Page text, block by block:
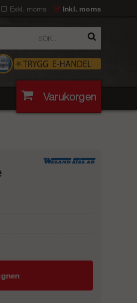
Exkl. moms Inkl. moms
Varukorgen